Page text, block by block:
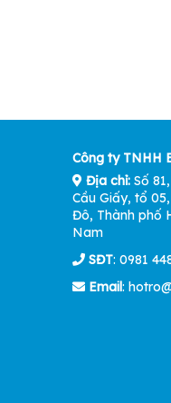
Công ty TNHH
Địa chỉ: Số
Cầu Giấy, tổ
Đô, Thành phố
Nam
SĐT: 0981
Email: